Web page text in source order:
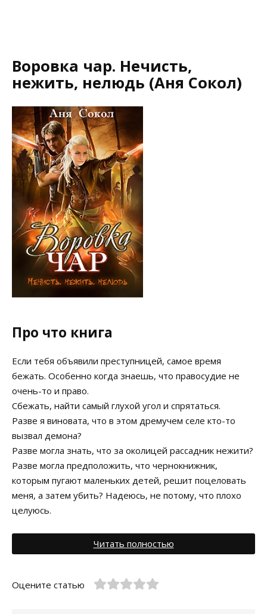
Воровка чар. Нечисть,
нежить, нелюдь (Аня Сокол)
Про что книга
Если тебя объявили преступницей, самое время
бежать. Особенно когда знаешь, что правосудие не
очень-то и право.
Сбежать, найти самый глухой угол и спрятаться.
Разве я виновата, что в этом дремучем селе кто-то
вызвал демона?
Разве могла знать, что за околицей рассадник нежити?
Разве могла предположить, что чернокнижник,
которым пугают маленьких детей, решит поцеловать
меня, а затем убить? Надеюсь, не потому, что плохо
целуюсь.
Читать полностью
Оцените статью